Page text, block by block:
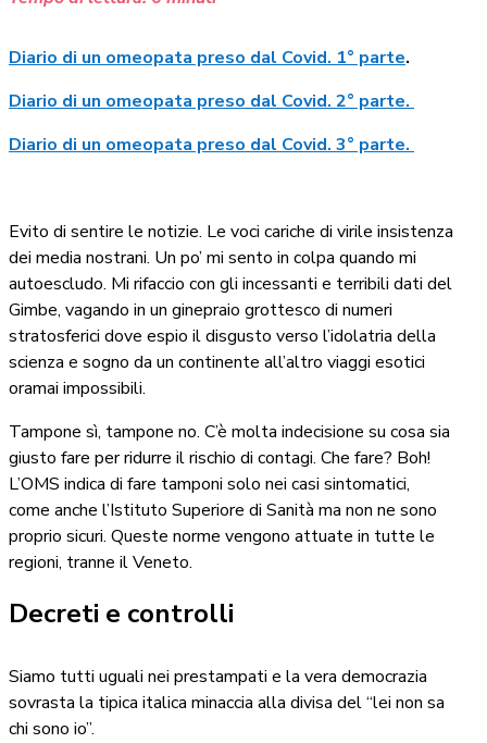
Diario di un omeopata preso dal Covid. 1° parte.
Diario di un omeopata preso dal Covid. 2° parte.
Diario di un omeopata preso dal Covid. 3° parte.
Evito di sentire le notizie. Le voci cariche di virile insistenza
dei media nostrani. Un po’ mi sento in colpa quando mi
autoescludo. Mi rifaccio con gli incessanti e terribili dati del
Gimbe, vagando in un ginepraio grottesco di numeri
stratosferici dove espio il disgusto verso l’idolatria della
scienza e sogno da un continente all’altro viaggi esotici
oramai impossibili.
Tampone sì, tampone no. C’è molta indecisione su cosa sia
giusto fare per ridurre il rischio di contagi. Che fare? Boh!
L’OMS indica di fare tamponi solo nei casi sintomatici,
come anche l’Istituto Superiore di Sanità ma non ne sono
proprio sicuri. Queste norme vengono attuate in tutte le
regioni, tranne il Veneto.
Decreti e controlli
Siamo tutti uguali nei prestampati e la vera democrazia
sovrasta la tipica italica minaccia alla divisa del “lei non sa
chi sono io”.